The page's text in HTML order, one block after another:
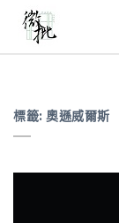
標籤: 奧遜威爾斯